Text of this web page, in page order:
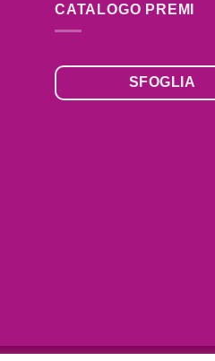
CATALOGO PREMI
SFOGLIA